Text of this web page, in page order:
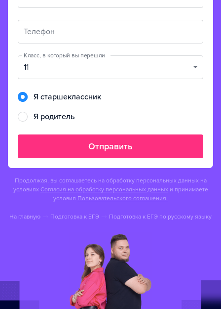
Телефон
Класс, в который вы перешли
11
Я старшеклассник
Я родитель
Отправить
Продолжая, вы соглашаетесь на обработку персональных данных на
условиях Согласия на обработку персональных данных и принимаете
условия Пользовательского соглашения.
На главную Подготовка к ЕГЭ Подготовка к ЕГЭ по русскому языку